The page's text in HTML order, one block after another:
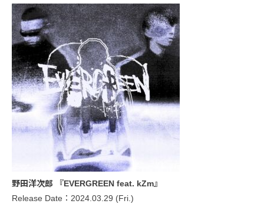
野田洋次郎 『EVERGREEN feat. kZm』
Release Date：2024.03.29 (Fri.)